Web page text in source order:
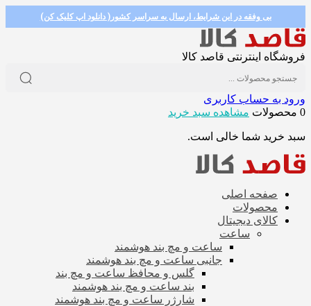
بی وفقه در این شرایط، ارسال به سراسر کشور( دانلود اپ کلیک کن)
فروشگاه اینترنتی قاصد کالا
ورود به حساب کاربری
0 محصولات
مشاهده سبد خرید
سبد خرید شما خالی است.
صفحه اصلی
محصولات
کالای دیجیتال
ساعت
ساعت و مچ بند هوشمند
جانبی ساعت و مچ بند هوشمند
گلس و محافظ ساعت و مچ بند
بند ساعت و مچ بند هوشمند
شارژر ساعت و مچ بند هوشمند